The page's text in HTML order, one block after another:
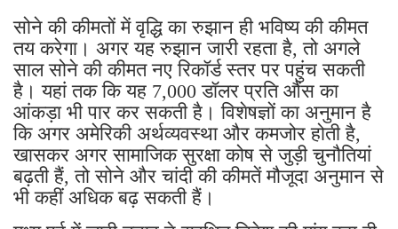
सोने की कीमतों में वृद्धि का रुझान ही भविष्य की कीमत
तय करेगा। अगर यह रुझान जारी रहता है, तो अगले
साल सोने की कीमत नए रिकॉर्ड स्तर पर पहुंच सकती
है। यहां तक ​​कि यह 7,000 डॉलर प्रति औंस का
आंकड़ा भी पार कर सकती है। विशेषज्ञों का अनुमान है
कि अगर अमेरिकी अर्थव्यवस्था और कमजोर होती है,
खासकर अगर सामाजिक सुरक्षा कोष से जुड़ी चुनौतियां
बढ़ती हैं, तो सोने और चांदी की कीमतें मौजूदा अनुमान से
भी कहीं अधिक बढ़ सकती हैं।